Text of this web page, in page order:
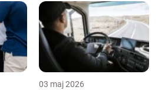
03 maj 2026